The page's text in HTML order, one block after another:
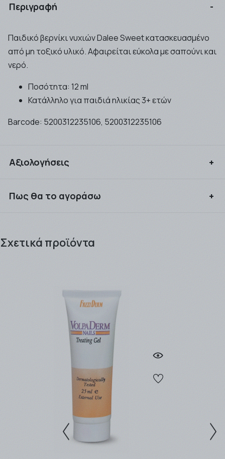
Περιγραφή
Παιδικό βερνίκι νυχιών Dalee Sweet κατασκευασμένο
από μη τοξικό υλικό. Αφαιρείται εύκολα με σαπούνι και
νερό.
Ποσότητα: 12 ml
Κατάλληλο για παιδιά ηλικίας 3+ ετών
Barcode: 5200312235106, 5200312235106
Αξιολογήσεις
Πως θα το αγοράσω
εγγεγραμμένος πελάτης κερδίζοντας πόντους προς
Φαρμακείο (αυθημερόν ή την επομένη εργάσιμη), είτε
να σας αποσταλλούν από την
που θα επιλέξετε (ΒΟΧNOW / EASYMAIL / ACS
Η παράδοση των προϊόντων γίνεται συνήθως σε 1 - 3
εργάσιμες μέρες για αποστολές εντός Αττικής, ενώ για
απομακρυσμένες περιοχές ο χρόνος παράδοσης
μπορεί να φτάσει τις 4- 5 εργάσιμες.
ΔΩΡΕΑΝ
για ποσά
49,00 € ανεξαρτήτως βάρους με την BOX
Σχετικά προϊόντα